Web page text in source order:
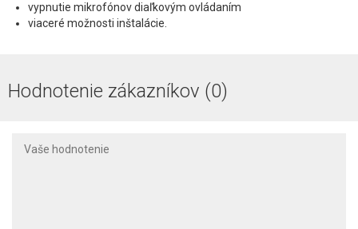
vypnutie mikrofónov diaľkovým ovládaním
viaceré možnosti inštalácie.
Hodnotenie zákazníkov (0)